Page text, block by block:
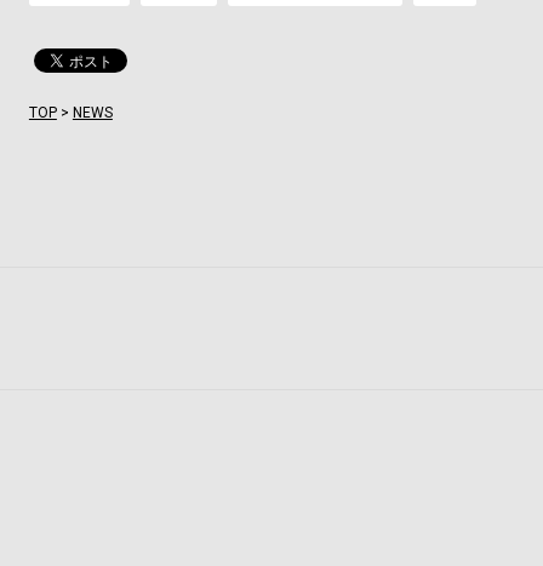
TOP> NEWS